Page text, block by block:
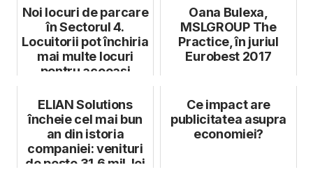
Noi locuri de parcare
în Sectorul 4.
Locuitorii pot închiria
mai multe locuri
pentru aceeași
Oana Bulexa,
MSLGROUP The
Practice, în juriul
Eurobest 2017
ELIAN Solutions
încheie cel mai bun
an din istoria
companiei: venituri
de peste 31,6 mil. lei
Ce impact are
publicitatea asupra
economiei?